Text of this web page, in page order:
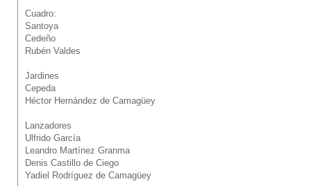
Cuadro:
Santoya
Cedeño
Rubén Valdes
Jardines
Cepeda
Héctor Hernández de Camagüey
Lanzadores
Ulfrido García
Leandro Martínez Granma
Denis Castillo de Ciego
Yadiel Rodríguez de Camagüey